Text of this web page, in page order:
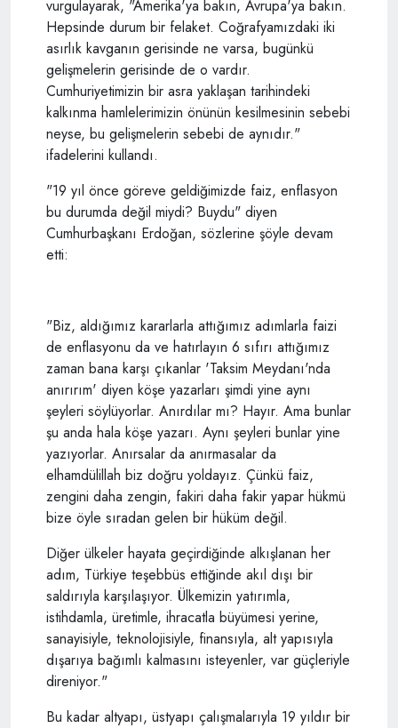
vurgulayarak, "Amerika'ya bakın, Avrupa'ya bakın.
Hepsinde durum bir felaket. Coğrafyamızdaki iki
asırlık kavganın gerisinde ne varsa, bugünkü
gelişmelerin gerisinde de o vardır.
Cumhuriyetimizin bir asra yaklaşan tarihindeki
kalkınma hamlelerimizin önünün kesilmesinin sebebi
neyse, bu gelişmelerin sebebi de aynıdır."
ifadelerini kullandı.
"19 yıl önce göreve geldiğimizde faiz, enflasyon
bu durumda değil miydi? Buydu" diyen
Cumhurbaşkanı Erdoğan, sözlerine şöyle devam
etti:
"Biz, aldığımız kararlarla attığımız adımlarla faizi
de enflasyonu da ve hatırlayın 6 sıfırı attığımız
zaman bana karşı çıkanlar 'Taksim Meydanı'nda
anırırım' diyen köşe yazarları şimdi yine aynı
şeyleri söylüyorlar. Anırdılar mı? Hayır. Ama bunlar
şu anda hala köşe yazarı. Aynı şeyleri bunlar yine
yazıyorlar. Anırsalar da anırmasalar da
elhamdülillah biz doğru yoldayız. Çünkü faiz,
zengini daha zengin, fakiri daha fakir yapar hükmü
bize öyle sıradan gelen bir hüküm değil.
Diğer ülkeler hayata geçirdiğinde alkışlanan her
adım, Türkiye teşebbüs ettiğinde akıl dışı bir
saldırıyla karşılaşıyor. Ülkemizin yatırımla,
istihdamla, üretimle, ihracatla büyümesi yerine,
sanayisiyle, teknolojisiyle, finansıyla, alt yapısıyla
dışarıya bağımlı kalmasını isteyenler, var güçleriyle
direniyor."
Bu kadar altyapı, üstyapı çalışmalarıyla 19 yıldır bir